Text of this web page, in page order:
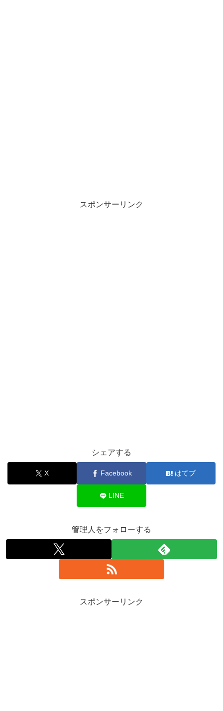
スポンサーリンク
シェアする
X Facebook はてブ
LINE
管理人をフォローする
スポンサーリンク